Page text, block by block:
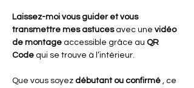
Laissez-moi vous guider et vous
transmettre mes astucesavec une vidéo
de montage accessible grâce au QR
Code qui se trouve à l’intérieur.
Que vous soyez débutant ou confirmé
, ce